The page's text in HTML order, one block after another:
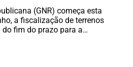
(GNR) começa esta
a fiscalização de terrenos
fim do prazo para a…